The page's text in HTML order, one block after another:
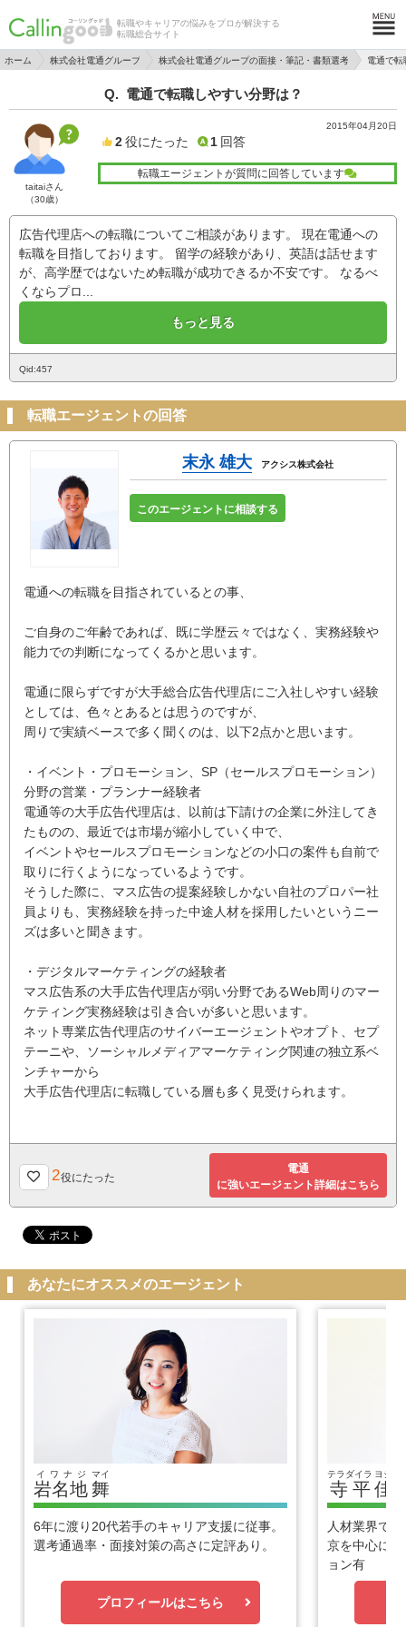
転職やキャリアの悩みをプロが解決する
転職総合サイト
ホーム 株式会社電通グループ 株式会社電通グループの面接・筆記・書類選考 電通で転
電通で転職しやすい分野は？
taitaiさん
（30歳）
2015年04月20日
2 役にたった 1 回答
転職エージェントが質問に回答しています
広告代理店への転職についてご相談があります。 現在電通への
転職を目指しております。 留学の経験があり、英語は話せます
が、高学歴ではないため転職が成功できるか不安です。 なるべ
くならプロ...
もっと見る
Qid:457
転職エージェントの回答
末永 雄大 アクシス株式会社
このエージェントに相談する
電通への転職を目指されているとの事、
ご自身のご年齢であれば、既に学歴云々ではなく、実務経験や
能力での判断になってくるかと思います。
電通に限らずですが大手総合広告代理店にご入社しやすい経験
としては、色々とあるとは思うのですが、
周りで実績ベースで多く聞くのは、以下2点かと思います。
・イベント・プロモーション、SP（セールスプロモーション）
分野の営業・プランナー経験者
電通等の大手広告代理店は、以前は下請けの企業に外注してき
たものの、最近では市場が縮小していく中で、
イベントやセールスプロモーションなどの小口の案件も自前で
取りに行くようになっているようです。
そうした際に、マス広告の提案経験しかない自社のプロパー社
員よりも、実務経験を持った中途人材を採用したいというニー
ズは多いと聞きます。
・デジタルマーケティングの経験者
マス広告系の大手広告代理店が弱い分野であるWeb周りのマー
ケティング実務経験は引き合いが多いと思います。
ネット専業広告代理店のサイバーエージェントやオプト、セプ
テーニや、ソーシャルメディアマーケティング関連の独立系ベ
ンチャーから
大手広告代理店に転職している層も多く見受けられます。
2役にたった
電通
に強いエージェント詳細はこちら
あなたにオススメのエージェント
岩名地
イワナジ
舞
マイ
6年に渡り20代若手のキャリア支援に従事。
選考通過率・面接対策の高さに定評あり。
プロフィールはこちら
寺平
テラダイラ
佳
ヨシヒ
人材業界で
京を中心に
ョン有